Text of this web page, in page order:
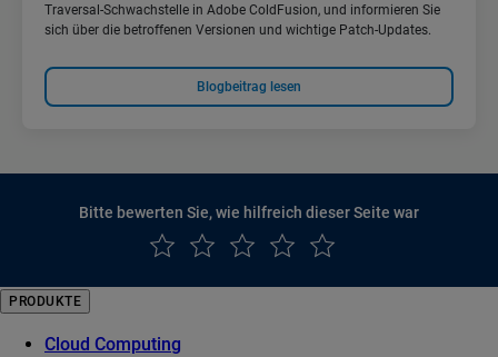
Traversal-Schwachstelle in Adobe ColdFusion, und informieren Sie
sich über die betroffenen Versionen und wichtige Patch-Updates.
Blogbeitrag lesen
Bitte bewerten Sie, wie hilfreich dieser Seite war
PRODUKTE
Cloud Computing